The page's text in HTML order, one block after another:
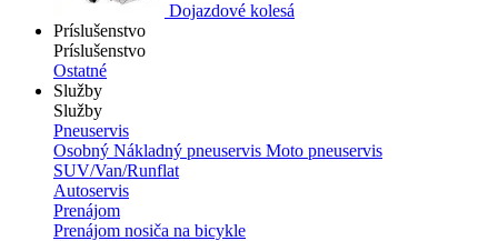
Dojazdové kolesá
Príslušenstvo
Príslušenstvo
Ostatné
Služby
Služby
Pneuservis
Osobný Nákladný pneuservis Moto pneuservis
SUV/Van/Runflat
Autoservis
Prenájom
Prenájom nosiča na bicykle